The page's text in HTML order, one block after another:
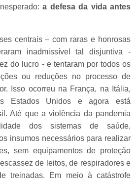
a defesa da vida antes
centrais – com raras e honrosas
inadmissível tal disjuntiva -
do lucro - e tentaram por todos os
ou reduções no processo de
Isso ocorreu na França, na Itália,
Estados Unidos e agora está
Até que a violência da pandemia
dos sistemas de saúde,
insumos necessários para realizar
sem equipamentos de proteção
de leitos, de respiradores e
treinadas. Em meio à catástrofe